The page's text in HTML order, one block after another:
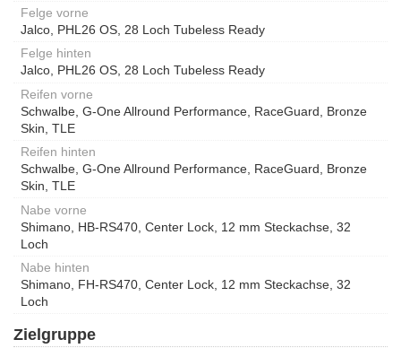
Felge vorne
Jalco, PHL26 OS, 28 Loch Tubeless Ready
Felge hinten
Jalco, PHL26 OS, 28 Loch Tubeless Ready
Reifen vorne
Schwalbe, G-One Allround Performance, RaceGuard, Bronze
Skin, TLE
Reifen hinten
Schwalbe, G-One Allround Performance, RaceGuard, Bronze
Skin, TLE
Nabe vorne
Shimano, HB-RS470, Center Lock, 12 mm Steckachse, 32
Loch
Nabe hinten
Shimano, FH-RS470, Center Lock, 12 mm Steckachse, 32
Loch
Zielgruppe